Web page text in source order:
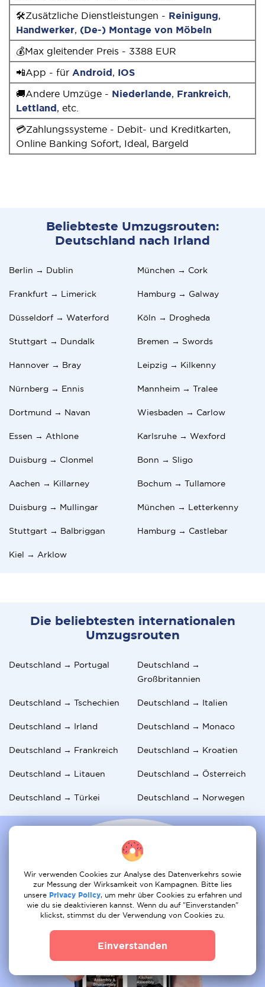
🛠Zusätzliche Dienstleistungen - Reinigung,
Handwerker, (De-) Montage von Möbeln
💰Max gleitender Preis - 3388 EUR
📲App - für Android, IOS
🚚Andere Umzüge - Niederlande, Frankreich,
Lettland, etc.
💳Zahlungssysteme - Debit- und Kreditkarten,
Online Banking Sofort, Ideal, Bargeld
Beliebteste Umzugsrouten:
Deutschland nach Irland
Berlin → Dublin München → Cork
Frankfurt → Limerick Hamburg → Galway
Düsseldorf → Waterford Köln → Drogheda
Stuttgart → Dundalk Bremen → Swords
Hannover → Bray Leipzig → Kilkenny
Nürnberg → Ennis Mannheim → Tralee
Dortmund → Navan Wiesbaden → Carlow
Essen → Athlone Karlsruhe → Wexford
Duisburg → Clonmel Bonn → Sligo
Aachen → Killarney Bochum → Tullamore
Duisburg → Mullingar München → Letterkenny
Stuttgart → Balbriggan Hamburg → Castlebar
Kiel → Arklow
Die beliebtesten internationalen
Umzugsrouten
Deutschland → Portugal
Deutschland →
Großbritannien
Deutschland → Tschechien Deutschland → Italien
Deutschland → Irland Deutschland → Monaco
Deutschland → Frankreich Deutschland → Kroatien
Deutschland → Litauen Deutschland → Österreich
Deutschland → Türkei Deutschland → Norwegen
Wir verwenden Cookies zur Analyse des Datenverkehrs sowie
zur Messung der Wirksamkeit von Kampagnen. Bitte lies
unsere Privacy Policy, um mehr über Cookies zu erfahren und
wie du sie deaktivieren kannst. Wenn du auf "Einverstanden"
klickst, stimmst du der Verwendung von Cookies zu.
Einverstanden